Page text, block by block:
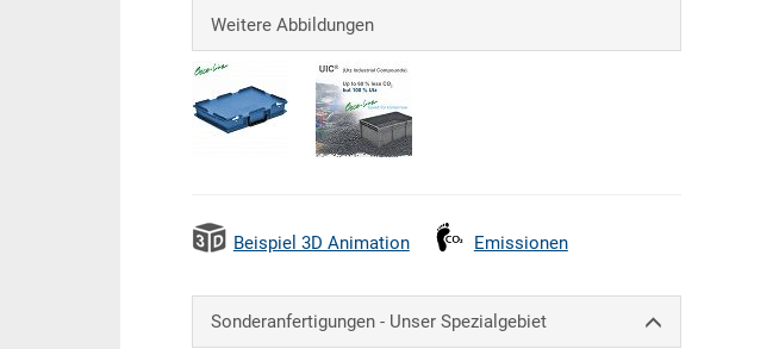
Weitere Abbildungen
Beispiel 3D Animation Emissionen
Sonderanfertigungen - Unser Spezialgebiet